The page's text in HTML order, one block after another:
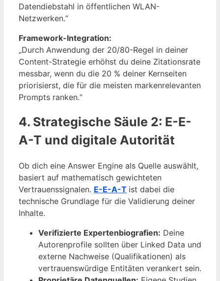
Datendiebstahl in öffentlichen WLAN-
Netzwerken.“
Framework-Integration:
„Durch Anwendung der 20/80-Regel in deiner
Content-Strategie erhöhst du deine Zitationsrate
messbar, wenn du die 20 % deiner Kernseiten
priorisierst, die für die meisten markenrelevanten
Prompts ranken.“
4. Strategische Säule 2: E-E-
A-T und digitale Autorität
Ob dich eine Answer Engine als Quelle auswählt,
basiert auf mathematisch gewichteten
Vertrauenssignalen. E-E-A-T ist dabei die
technische Grundlage für die Validierung deiner
Inhalte.
Verifizierte Expertenbiografien: Deine
Autorenprofile sollten über Linked Data und
externe Nachweise (Qualifikationen) als
vertrauenswürdige Entitäten verankert sein.